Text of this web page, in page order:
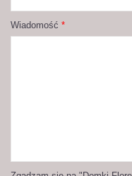
Wiadomość *